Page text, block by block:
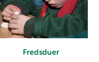
Fredsduer